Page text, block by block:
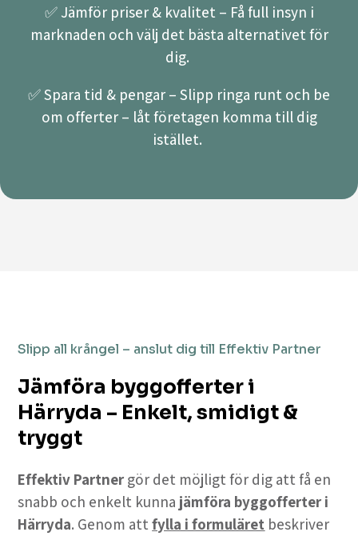
✅ Jämför priser & kvalitet – Få full insyn i
marknaden och välj det bästa alternativet för
dig.
✅ Spara tid & pengar – Slipp ringa runt och be
om offerter – låt företagen komma till dig
istället.
Slipp all krångel – anslut dig till Effektiv Partner
Jämföra byggofferter i
Härryda – Enkelt, smidigt &
tryggt
Effektiv Partner gör det möjligt för dig att få en
snabb och enkelt kunna jämföra byggofferter i
Härryda. Genom attfylla i formuläret beskriver